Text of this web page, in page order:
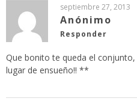
septiembre 27, 2013
Anónimo
Responder
Que bonito te queda el conjunto,
lugar de ensueño!! **